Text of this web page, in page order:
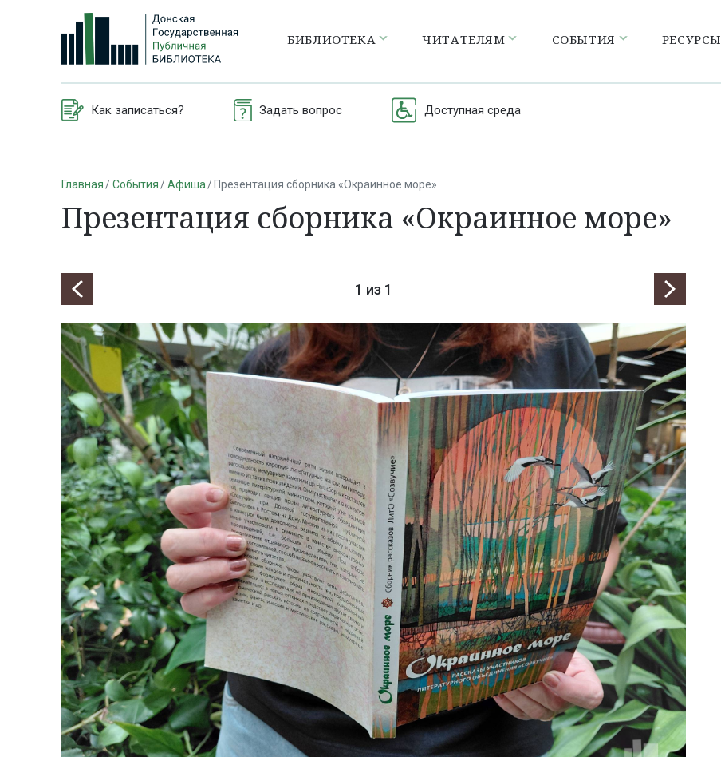
БИБЛИОТЕКА ЧИТАТЕЛЯМ СОБЫТИЯ РЕСУРСЫ
Как записаться? Задать вопрос Доступная среда
Главная События Афиша Презентация сборника «Окраинное море»
Презентация сборника «Окраинное море»
1 из 1